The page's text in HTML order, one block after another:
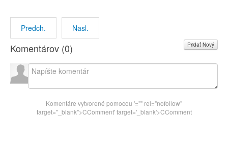
Predch. Nasl.
Komentárov (0) Pridať Nový
Komentáre vytvorené pomocou '="" rel="nofollow"
target="_blank">CComment' target='_blank'>CComment